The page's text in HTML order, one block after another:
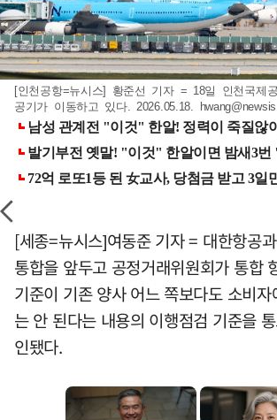
[인천공항=뉴시스] 황준선 기자 = 18일 인천국제
공기가 이동하고 있다. 2026.05.18.
[세종=뉴시스]여동준 기자 = 대한항공
통합을 앞두고 공정거래위원회가 통합
기준이 기존 양사 어느 쪽보다도 소비
는 안 된다는 내용의 이행점검 기준을
인됐다.